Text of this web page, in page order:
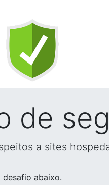
de
a sites
desafio abaixo.